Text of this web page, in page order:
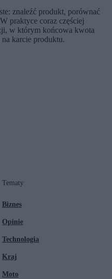
znaleźć produkt, porównać
praktyce coraz częściej
w którym końcowa kwota
karcie produktu.
Tematy
Biznes
Opinie
Technologia
Kraj
Moto